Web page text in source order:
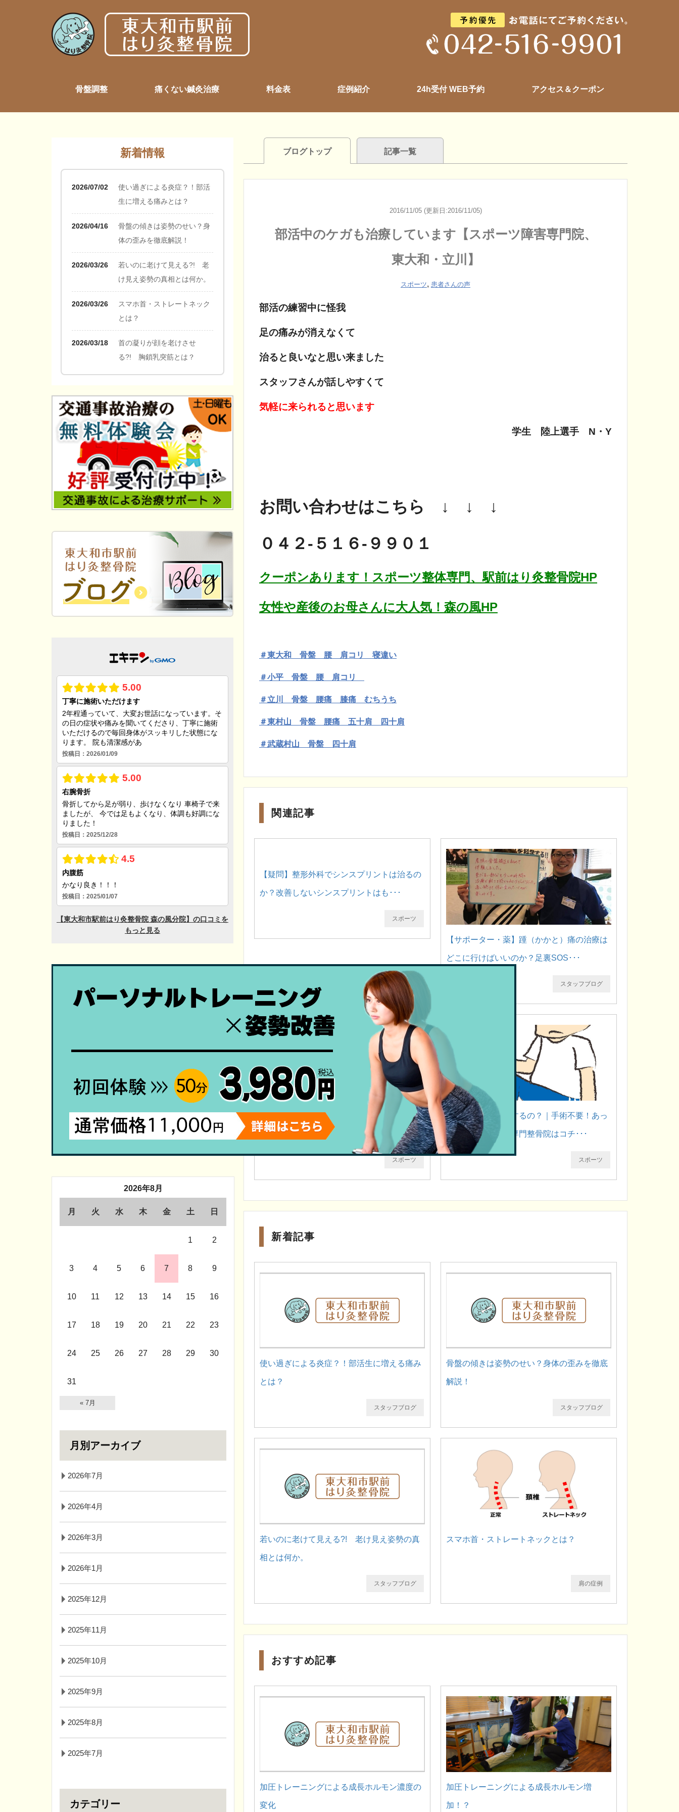
骨盤調整 痛くない鍼灸治療 料金表 症例紹介 24h受付 WEB予約 アクセス＆クーポン
ブログトップ 記事一覧
2016/11/05 (更新日:2016/11/05)
部活中のケガも治療しています【スポーツ障害専門院、
東大和・立川】
スポーツ, 患者さんの声
部活の練習中に怪我
足の痛みが消えなくて
治ると良いなと思い来ました
スタッフさんが話しやすくて
気軽に来られると思います
学生 陸上選手 N・Y
お問い合わせはこちら ↓ ↓ ↓
０４２-５１６-９９０１
クーポンあります！スポーツ整体専門、駅前はり灸整骨院HP
女性や産後のお母さんに大人気！森の風HP
＃東大和 骨盤 腰 肩コリ 寝違い
＃小平 骨盤 腰 肩コリ
＃立川 骨盤 腰痛 膝痛 むちうち
＃東村山 骨盤 腰痛 五十肩 四十肩
＃武蔵村山 骨盤 四十肩
関連記事
【疑問】整形外科でシンスプリントは治るの
か？改善しないシンスプリントはも･･･
スポーツ
【サポーター・薬】踵（かかと）痛の治療は
どこに行けばいいのか？足裏SOS･･･
スタッフブログ
東大和でスポーツ整体・ストレッチなら東大
和市駅前はり灸整骨院へ【アスリー･･･
スポーツ
オスグットは手術するの？｜手術不要！あっ
という間に治せる専門整骨院はコチ･･･
スポーツ
新着記事
使い過ぎによる炎症？！部活生に増える痛み
とは？
スタッフブログ
骨盤の傾きは姿勢のせい？身体の歪みを徹底
解説！
スタッフブログ
若いのに老けて見える?! 老け見え姿勢の真
相とは何か。
スタッフブログ
スマホ首・ストレートネックとは？
肩の症例
おすすめ記事
加圧トレーニングによる成長ホルモン濃度の
変化
加圧トレーニングによる成長ホルモン増
加！？
新着情報
2026/07/02
使い過ぎによる炎症？！部活
生に増える痛みとは？
2026/04/16
骨盤の傾きは姿勢のせい？身
体の歪みを徹底解説！
2026/03/26
若いのに老けて見える?! 老
け見え姿勢の真相とは何か。
2026/03/26
スマホ首・ストレートネック
とは？
2026/03/18
首の凝りが顔を老けさせ
る?! 胸鎖乳突筋とは？
2026年8月
月 火 水 木 金 土 日
1 2
3 4 5 6 7 8 9
10 11 12 13 14 15 16
17 18 19 20 21 22 23
24 25 26 27 28 29 30
31
« 7月
月別アーカイブ
2026年7月
2026年4月
2026年3月
2026年1月
2025年12月
2025年11月
2025年10月
2025年9月
2025年8月
2025年7月
カテゴリー